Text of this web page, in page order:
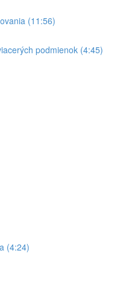
(11:56)
podmienok (4:45)
(4:24)